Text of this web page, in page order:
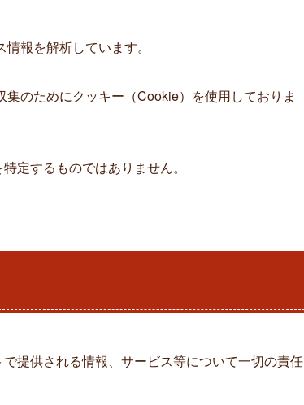
報を解析しています。
のためにクッキー（Cookie）を使用しておりま
定するものではありません。
提供される情報、サービス等について一切の責任